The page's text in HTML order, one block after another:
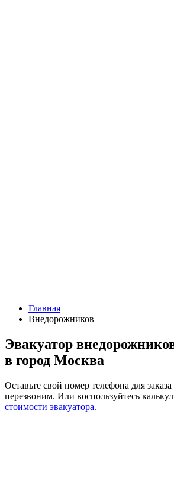
Главная
Внедорожников
Эвакуатор
в город Москва
Оставьте свой номер телефона для
перезвоним. Или воспользуйтесь
стоимости эвакуатора.